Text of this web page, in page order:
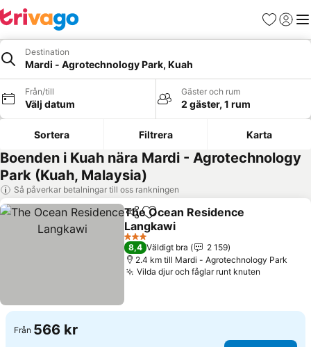
Favoriter
Logga
Destination
Mardi - Agrotechnology Park, Kuah
Från/till
Välj datum
Gäster och rum
2 gäster, 1 rum
Sortera Filtrera Karta
Boenden i Kuah nära Mardi - Agrotechnology
Park (Kuah, Malaysia)
Så påverkar betalningar till oss rankningen
Dela Lägg till i Mina Favoriter
The Ocean Residence
Langkawi
Se priser
3 Stjärnor
8,4 Väldigt bra
2 159
2.4 km till Mardi - Agrotechnology Park
Vilda djur och fåglar runt knuten
Från 566 kr